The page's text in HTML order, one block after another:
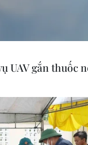
sách đề nghị cấp
UAV gắn thuốc